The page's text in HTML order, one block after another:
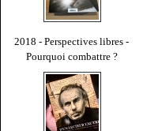
2018 - Perspectives libres -
Pourquoi combattre ?